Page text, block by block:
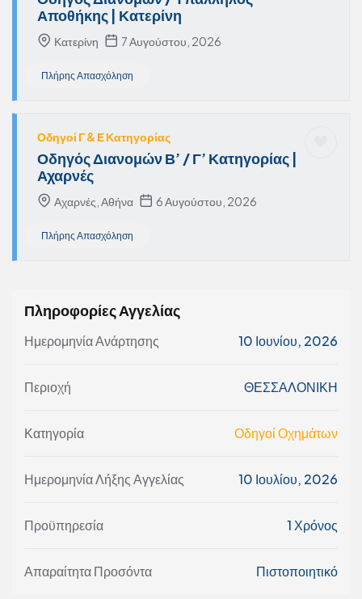
Αποθήκης | Κατερίνη
Κατερίνη 7 Αυγούστου, 2026
Πλήρης Απασχόληση
Οδηγοί Γ & Ε Κατηγορίας
Οδηγός Διανομών Β’ / Γ’ Κατηγορίας |
Αχαρνές
Αχαρνές, Αθήνα 6 Αυγούστου, 2026
Πλήρης Απασχόληση
Πληροφορίες Αγγελίας
Ημερομηνία Ανάρτησης 10 Ιουνίου, 2026
Περιοχή ΘΕΣΣΑΛΟΝΙΚΗ
Κατηγορία Οδηγοί Οχημάτων
Ημερομηνία Λήξης Αγγελίας 10 Ιουλίου, 2026
Προϋπηρεσία 1 Χρόνος
Απαραίτητα Προσόντα Πιστοποιητικό